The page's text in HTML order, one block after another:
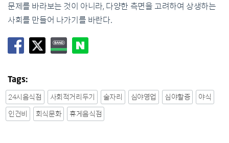
문제를 바라보는 것이 아니라, 다양한 측면을 고려하여 상생하는
사회를 만들어 나가기를 바란다.
Tags:
24시음식점 사회적거리두기 술자리 심야영업 심야할증
야식
인건비
회식문화 휴게음식점